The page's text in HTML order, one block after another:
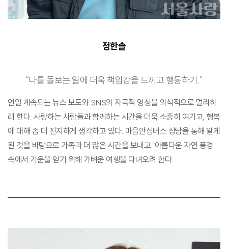
정한솔
“나를 돌보는 일에 더욱 책임감을 느끼고 행동하기.”
연일 계속되는 뉴스 보도와 SNS의 자극적 영상을 의식적으로 멀리하
려 한다. 사랑하는 사람들과 함께하는 시간을 더욱 소중히 여기고, 행복
에 대해 좀 더 진지하게 생각하고 있다. 마음안심버스 상담을 통해 알게
된 것을 바탕으로 가족과 더 많은 시간을 보내고, 아름다운 자연 풍경
속에서 기운을 얻기 위해 가벼운 여행을 다녀오려 한다.